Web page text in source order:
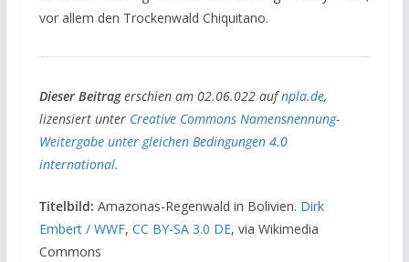
vor allem den Trockenwald Chiquitano.
Dieser Beitragerschien am 02.06.022 aufnpla.de,
lizensiert unter Creative Commons Namensnennung-
Weitergabe unter gleichen Bedingungen 4.0
international.
Titelbild: Amazonas-Regenwald in Bolivien. Dirk
Embert / WWF, CC BY-SA 3.0 DE, via Wikimedia
Commons